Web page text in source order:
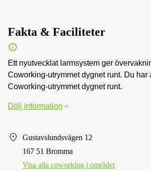
Fakta & Faciliteter
Ett nyutvecklat larmsystem ger
Coworking-utrymmet dygnet runt. Du har
Coworking-utrymmet dygnet runt.
Dölj information
Gustavslundsvägen 12
167 51 Bromma
Visa alla сoworking i området